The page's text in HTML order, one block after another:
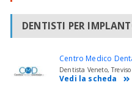
DENTISTI PER
Centro Medico
Dentista Veneto, Treviso
Vedi la scheda